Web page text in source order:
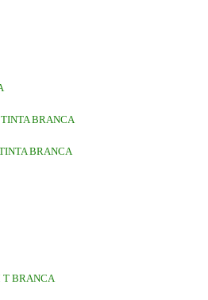
BRANCA
BRANCA
T BRANCA